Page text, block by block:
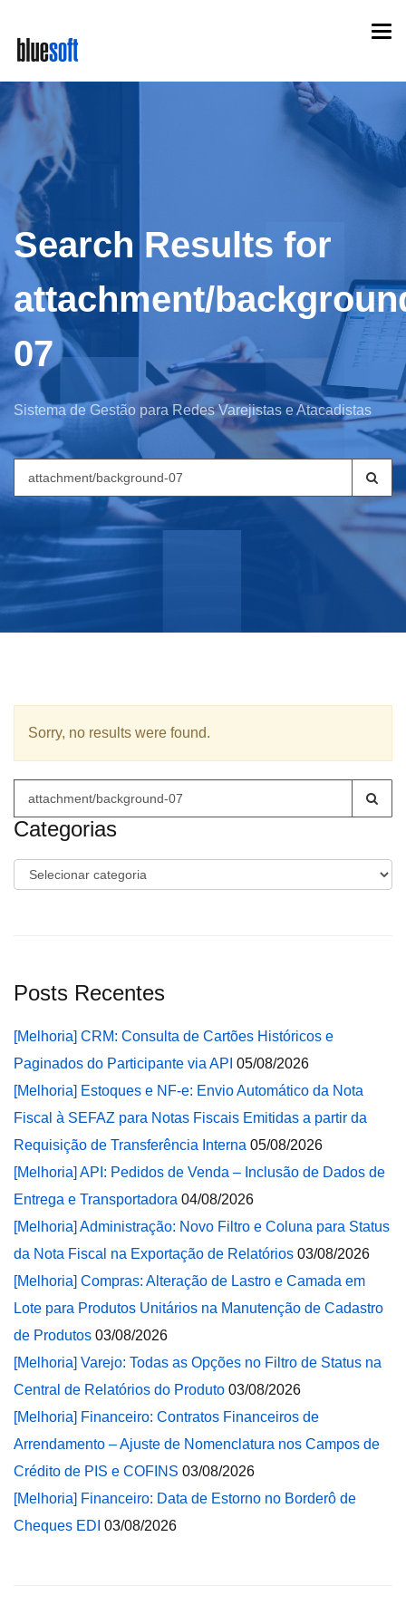
main
content
Search Results for
attachment/
07
Sistema de Gestão para Redes Varejistas e Atacadistas
Search
for:
Sorry, no results were found.
Search
for:
Categorias
Categorias
Posts Recentes
[Melhoria] CRM: Consulta de Cartões Históricos e
Paginados do Participante via API 05/08/2026
[Melhoria] Estoques e NF-e: Envio Automático da Nota
Fiscal à SEFAZ para Notas Fiscais Emitidas a partir da
Requisição de Transferência Interna 05/08/2026
[Melhoria] API: Pedidos de Venda – Inclusão de Dados de
Entrega e Transportadora 04/08/2026
[Melhoria] Administração: Novo Filtro e Coluna para Status
da Nota Fiscal na Exportação de Relatórios 03/08/2026
[Melhoria] Compras: Alteração de Lastro e Camada em
Lote para Produtos Unitários na Manutenção de Cadastro
de Produtos 03/08/2026
[Melhoria] Varejo: Todas as Opções no Filtro de Status na
Central de Relatórios do Produto 03/08/2026
[Melhoria] Financeiro: Contratos Financeiros de
Arrendamento – Ajuste de Nomenclatura nos Campos de
Crédito de PIS e COFINS 03/08/2026
[Melhoria] Financeiro: Data de Estorno no Borderô de
Cheques EDI 03/08/2026